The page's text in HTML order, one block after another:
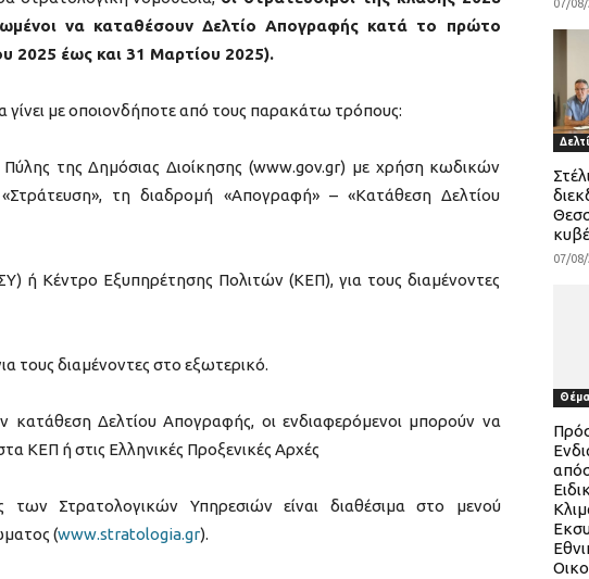
να καταθέσουν Δελτίο Απογραφής κατά το πρώτο
2025 έως και 31 Μαρτίου 2025).
με οποιονδήποτε από τους παρακάτω τρόπους:
της Δημόσιας Διοίκησης (www.gov.gr) με χρήση κωδικών
τη διαδρομή «Απογραφή» – «Κατάθεση Δελτίου
ή Κέντρο Εξυπηρέτησης Πολιτών (ΚΕΠ), για τους διαμένοντες
τους διαμένοντες στο εξωτερικό.
κατάθεση Δελτίου Απογραφής, οι ενδιαφερόμενοι μπορούν να
ΚΕΠ ή στις Ελληνικές Προξενικές Αρχές
των Στρατολογικών Υπηρεσιών είναι διαθέσιμα στο μενού
(www.stratologia.gr).
07/
07/